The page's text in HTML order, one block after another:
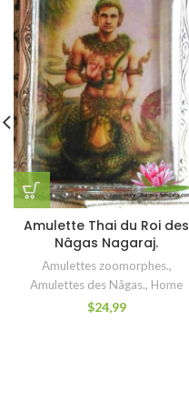
Amulette Thai du Roi des
Nâgas Nagaraj.
Amulettes zoomorphes.,
Amulettes des Nâgas., Home
$24,99